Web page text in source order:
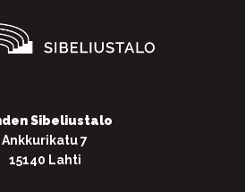
Sibeliustalo
Ankkurikatu 7
15140 Lahti